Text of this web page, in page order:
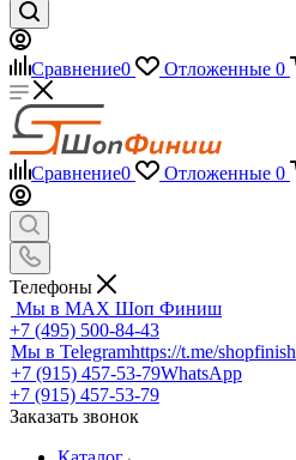
Сравнение0 Отложенные 0
Сравнение0 Отложенные 0
Телефоны
Мы в MAX Шоп Финиш
+7 (495) 500-84-43
Мы в Telegramhttps://t.me/shopfinish
+7 (915) 457-53-79WhatsApp
+7 (915) 457-53-79
Заказать звонок